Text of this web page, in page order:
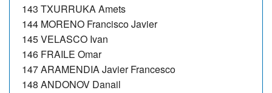
143 TXURRUKA Amets
144 MORENO Francisco Javier
145 VELASCO Ivan
146 FRAILE Omar
147 ARAMENDIA Javier Francesco
148 ANDONOV Danail